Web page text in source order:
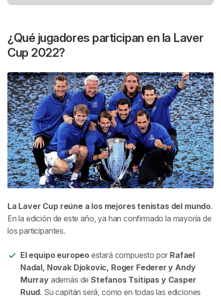
¿Qué jugadores participan en la Laver
Cup 2022?
La Laver Cup reúne a los mejores tenistas del mundo.
En la edición de este año, ya han confirmado la mayoría de
los participantes.
El equipo europeo estará compuesto por Rafael
Nadal, Novak Djokovic, Roger Federer y Andy
Murray además deStefanos Tsitipas y Casper
Ruud. Su capitán será, como en todas las ediciones